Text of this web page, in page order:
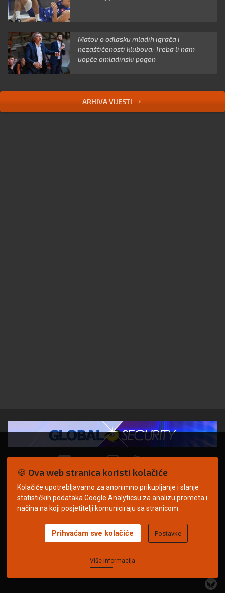
Matov o odlasku mladih igrača i
nezaštićenosti klubova: Treba li nam
uopće omladinski pogon
ARHIVA VIJESTI
© Copyright 2026. | ARILEO
Uvjeti korištenja Politika privatnosti
Impressum
🍪 Ova web stranica koristi kolačiće
Kolačiće upotrebljavamo za anonimno prikupljanje i slanje
statističkih podataka Google Analyticsu za analizu prometa i
načina na koji posjetitelji komuniciraju sa stranicom.
Više informacija
Prihvaćam sve kolačiće Postavke